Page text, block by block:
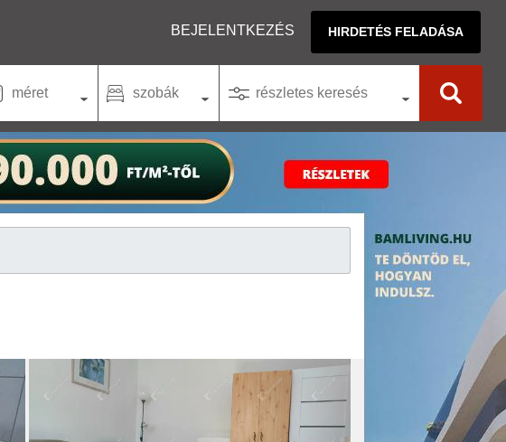
BEJELENTKEZÉS HIRDETÉS FELADÁSA
méret szobák részletes keresés